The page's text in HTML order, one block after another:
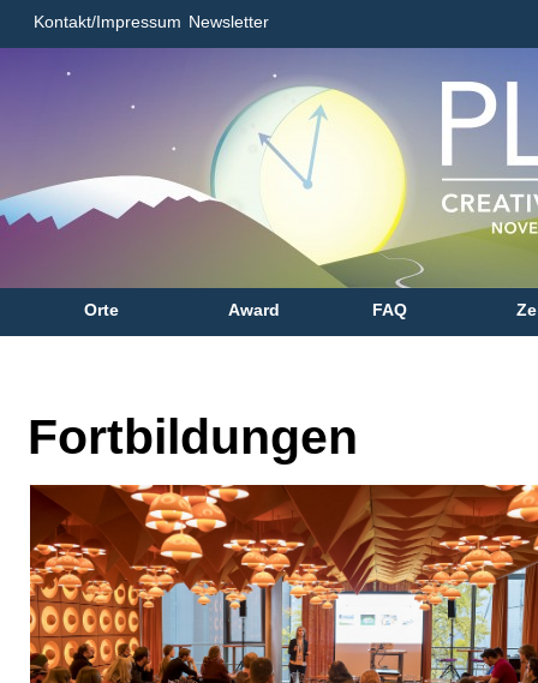
Kontakt/Impressum Newsletter
Orte Award FAQ
Fortbildungen